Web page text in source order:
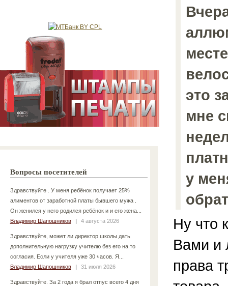
Вопросы посетителей
Здравствуйте . У меня ребёнок получает 25%
алиментов от заработной платы бывшего мужа .
Он женился у него родился ребёнок и и его жена...
Владимир Шапошников
| 4 августа 2026
Здравствуйте, может ли директор школы дать
дополнительную нагрузку учителю без его на то
согласия. Если у учителя уже 30 часов. Я...
Владимир Шапошников
| 31 июля 2026
Здравствуйте. За 2 года я брал отпус всего 4 дня
это
мне
у
Ну что
Вами и
права